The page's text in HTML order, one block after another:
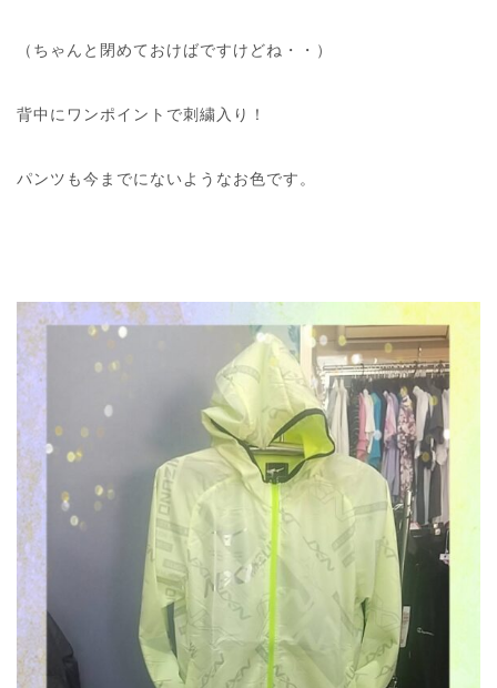
（ちゃんと閉めておけばですけどね・・）
背中にワンポイントで刺繍入り！
パンツも今までにないようなお色です。